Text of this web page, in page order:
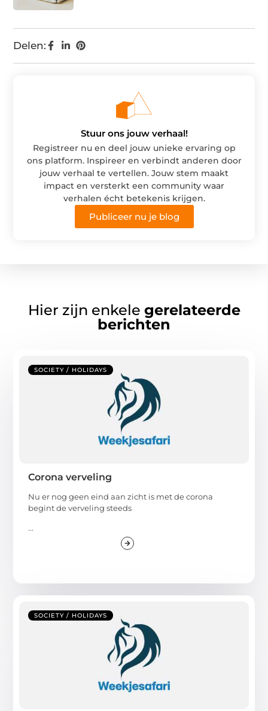
Delen:
Stuur ons jouw verhaal!
Registreer nu en deel jouw unieke ervaring op
ons platform. Inspireer en verbindt anderen door
jouw verhaal te vertellen. Jouw stem maakt
impact en versterkt een community waar
verhalen écht betekenis krijgen.
Publiceer nu je blog
Hier zijn enkele gerelateerde
berichten
SOCIETY / HOLIDAYS
Corona verveling
Nu er nog geen eind aan zicht is met de corona
begint de verveling steeds
...
SOCIETY / HOLIDAYS